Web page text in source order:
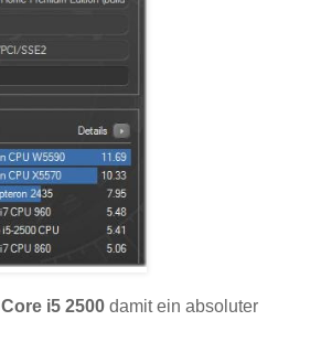
Core i5 2500 damit ein absoluter